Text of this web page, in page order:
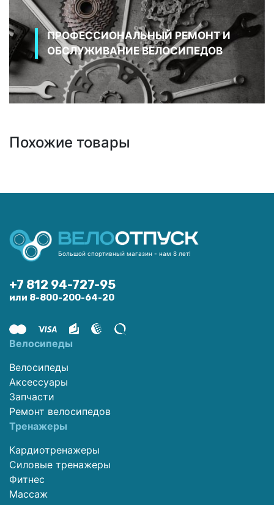
ПРОФЕССИОНАЛЬНЫЙ РЕМОНТ И
ОБСЛУЖИВАНИЕ ВЕЛОСИПЕДОВ
Похожие товары
Большой спортивный магазин - нам 8 лет!
+7 812 94-727-95
или 8-800-200-64-20
Велосипеды
Велосипеды
Аксессуары
Запчасти
Ремонт велосипедов
Тренажеры
Кардиотренажеры
Силовые тренажеры
Фитнес
Массаж